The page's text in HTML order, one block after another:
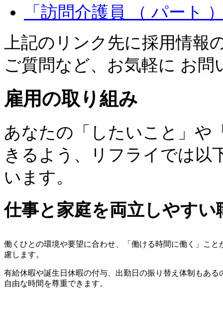
「訪問介護員 （ パート
上記のリンク先に採用情報
ご質問など、お気軽に お
雇用の取り組み
あなたの「したいこと」や
きるよう、リフライでは以
います。
仕事と家庭を両立しやすい
働くひとの環境や要望に合わせ、「働ける時間に働く」こと
慮します。
有給休暇や誕生日休暇の付与、出勤日の振り替え体制もある
自由な時間を尊重できます。